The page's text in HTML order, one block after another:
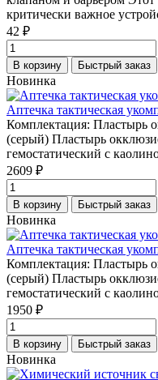
критически важное
42 ₽
В корзину Быстрый заказ
Новинка
Аптечка тактическая
Комплектация: Пластырь
(серый) Пластырь
гемостатический с
2609 ₽
В корзину Быстрый заказ
Новинка
Аптечка тактическая
Комплектация: Пластырь
(серый) Пластырь
гемостатический с
1950 ₽
В корзину Быстрый заказ
Новинка